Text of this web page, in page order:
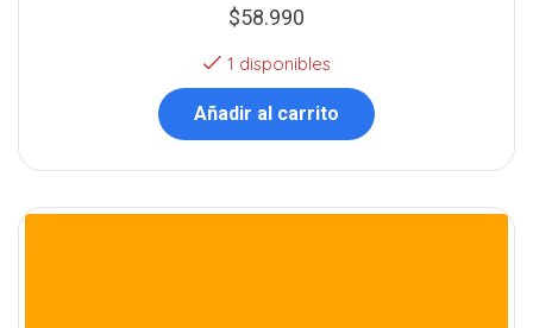
$58.990
1 disponibles
Añadir al carrito